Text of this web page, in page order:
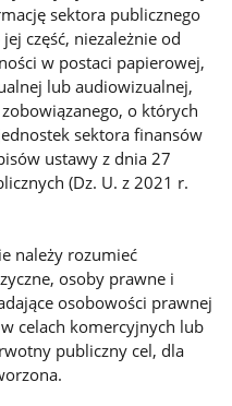
sektora publicznego
część, niezależnie od
w postaci papierowej,
lub audiowizualnej,
o których
sektora finansów
ustawy z dnia 27
(Dz. U. z 2021 r.
należy rozumieć
osoby prawne i
osobowości prawnej
celach komercyjnych lub
publiczny cel, dla